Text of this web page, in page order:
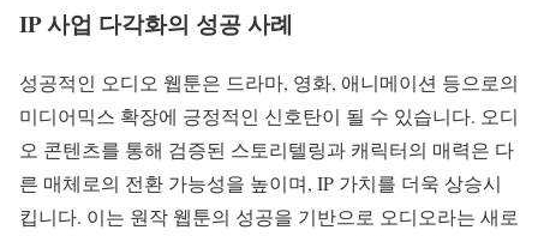
IP 사업 다각화의 성공 사례
성공적인 오디오 웹툰은 드라마, 영화, 애니메이션 등으로의
미디어믹스 확장에 긍정적인 신호탄이 될 수 있습니다. 오디
오 콘텐츠를 통해 검증된 스토리텔링과 캐릭터의 매력은 다
른 매체로의 전환 가능성을 높이며, IP 가치를 더욱 상승시
킵니다. 이는 원작 웹툰의 성공을 기반으로 오디오라는 새로